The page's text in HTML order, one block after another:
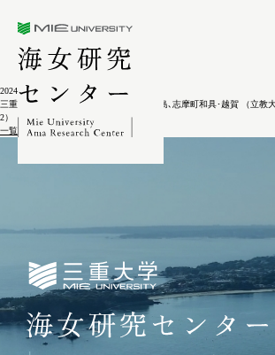
2024.02.04
三重県志摩地方の民俗調査－鳥羽市答志島､志摩町和具･越賀 （立教
2）
一覧に戻る